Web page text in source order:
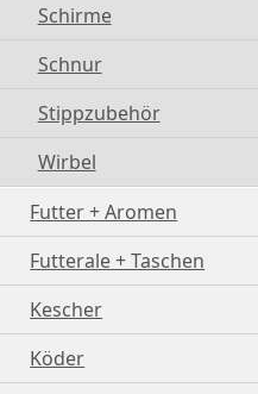
Schirme
Schnur
Stippzubehör
Wirbel
Futter + Aromen
Futterale + Taschen
Kescher
Köder